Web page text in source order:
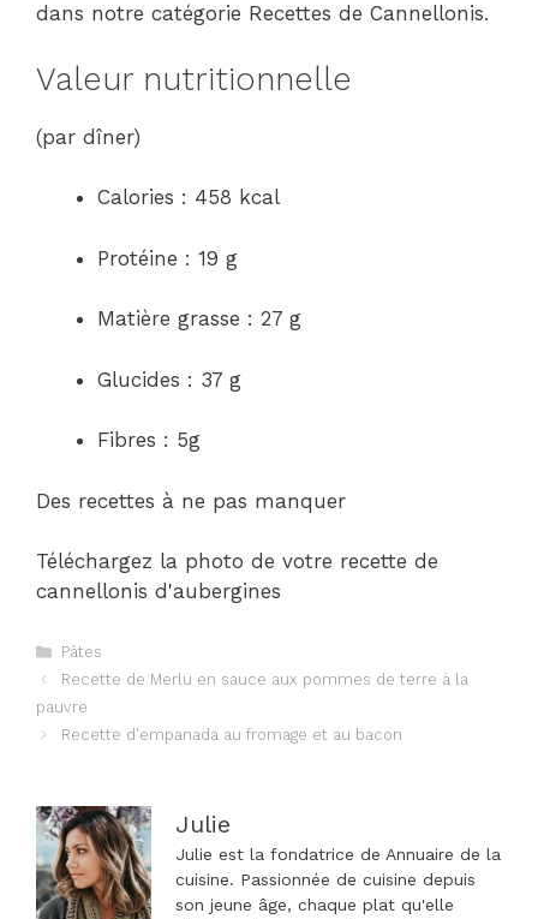
dans notre catégorie Recettes de Cannellonis.
Valeur nutritionnelle
(par dîner)
Calories : 458 kcal
Protéine : 19 g
Matière grasse : 27 g
Glucides : 37 g
Fibres : 5g
Des recettes à ne pas manquer
Téléchargez la photo de votre recette de
cannellonis d'aubergines
Catégories
Pâtes
Navigation
articles
Recette de Merlu en sauce aux pommes de terre à la
pauvre
Recette d'empanada au fromage et au bacon
Julie
Julie est la fondatrice de Annuaire de la
cuisine. Passionnée de cuisine depuis
son jeune âge, chaque plat qu'elle